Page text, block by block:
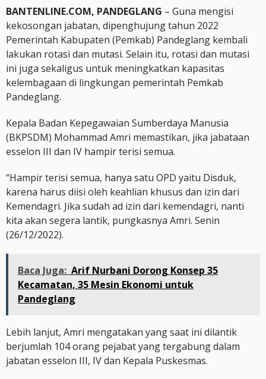
BANTENLINE.COM, PANDEGLANG – Guna mengisi
kekosongan jabatan, dipenghujung tahun 2022
Pemerintah Kabupaten (Pemkab) Pandeglang kembali
lakukan rotasi dan mutasi. Selain itu, rotasi dan mutasi
ini juga sekaligus untuk meningkatkan kapasitas
kelembagaan di lingkungan pemerintah Pemkab
Pandeglang.
Kepala Badan Kepegawaian Sumberdaya Manusia
(BKPSDM) Mohammad Amri memastikan, jika jabataan
esselon III dan IV hampir terisi semua.
“Hampir terisi semua, hanya satu OPD yaitu Disduk,
karena harus diisi oleh keahlian khusus dan izin dari
Kemendagri. Jika sudah ad izin dari kemendagri, nanti
kita akan segera lantik, pungkasnya Amri. Senin
(26/12/2022).
Baca Juga: Arif Nurbani Dorong Konsep 35
Kecamatan, 35 Mesin Ekonomi untuk
Pandeglang
Lebih lanjut, Amri mengatakan yang saat ini dilantik
berjumlah 104 orang pejabat yang tergabung dalam
jabatan esselon III, IV dan Kepala Puskesmas.